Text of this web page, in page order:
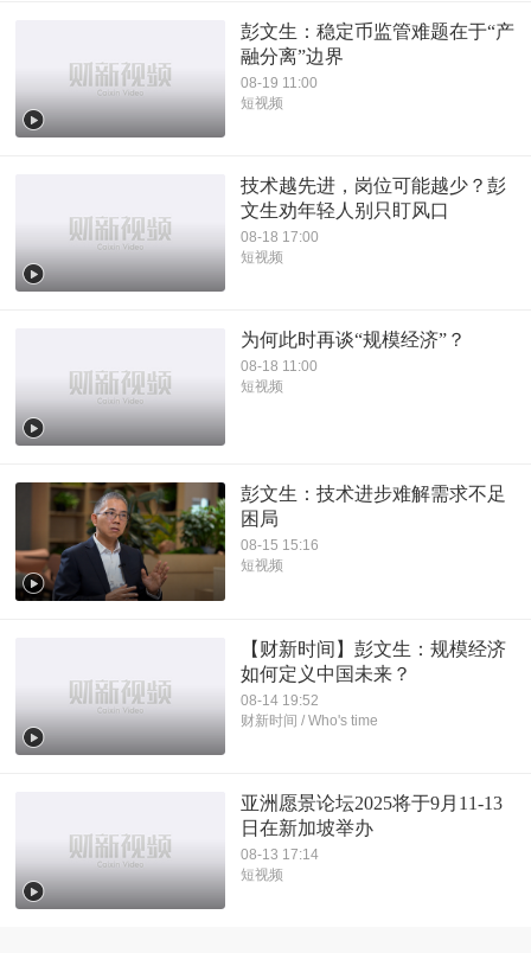
彭文生：稳定币监管难题在于“产
融分离”边界
08-19 11:00
短视频
技术越先进，岗位可能越少？彭
文生劝年轻人别只盯风口
08-18 17:00
短视频
为何此时再谈“规模经济”？
08-18 11:00
短视频
彭文生：技术进步难解需求不足
困局
08-15 15:16
短视频
【财新时间】彭文生：规模经济
如何定义中国未来？
08-14 19:52
财新时间 / Who's time
亚洲愿景论坛2025将于9月11-13
日在新加坡举办
08-13 17:14
短视频